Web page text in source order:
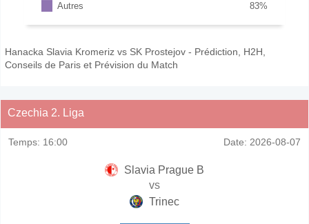
Autres
%
83
Hanacka Slavia Kromeriz vs SK Prostejov - Prédiction, H2H,
Conseils de Paris et Prévision du Match
Czechia 2. Liga
Temps: 16:00 Date: 2026-08-07
Slavia Prague B
vs
Trinec